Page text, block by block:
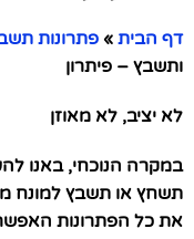
דף הבית » פתרונות
ותשבץ – פיתרון
לא יציב, לא מאוזן
במקרה הנוכחי, באנו
תשחץ או תשבץ למונח
את כל הפתרונות